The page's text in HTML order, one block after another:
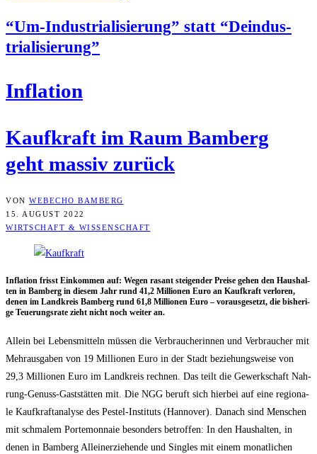
“Um-Indus­tria­li­sie­rung” statt “Deindus­
tria­li­sie­rung”
Infla­ti­on
Kauf­kraft im Raum Bam­berg
geht mas­siv zurück
VON WEBECHO BAMBERG
15. AUGUST 2022
WIRTSCHAFT & WISSENSCHAFT
Infla­ti­on frisst Ein­kom­men auf: Wegen rasant stei­gen­der Prei­se gehen den Haus­hal­
ten in Bam­berg in die­sem Jahr rund 41,2 Mil­lio­nen Euro an Kauf­kraft ver­lo­ren,
denen im Land­kreis Bam­berg rund 61,8 Mil­lio­nen Euro – vor­aus­ge­setzt, die bis­he­ri­
ge Teue­rungs­ra­te zieht nicht noch wei­ter an.
Allein bei Lebens­mit­teln müs­sen die Ver­brau­che­rin­nen und Ver­brau­cher mit
Mehr­aus­ga­ben von 19 Mil­lio­nen Euro in der Stadt bezie­hungs­wei­se von
29,3 Mil­lio­nen Euro im Land­kreis rech­nen. Das teilt die Gewerk­schaft Nah­
rung-Genuss-Gast­stät­ten mit. Die NGG beruft sich hier­bei auf eine regio­na­
le Kauf­kraft­ana­ly­se des Pest­el-Insti­tuts (Han­no­ver). Danach sind Men­schen
mit schma­lem Porte­mon­naie beson­ders betrof­fen: In den Haus­hal­ten, in
denen in Bam­berg Allein­er­zie­hen­de und Sin­gles mit einem monat­li­chen